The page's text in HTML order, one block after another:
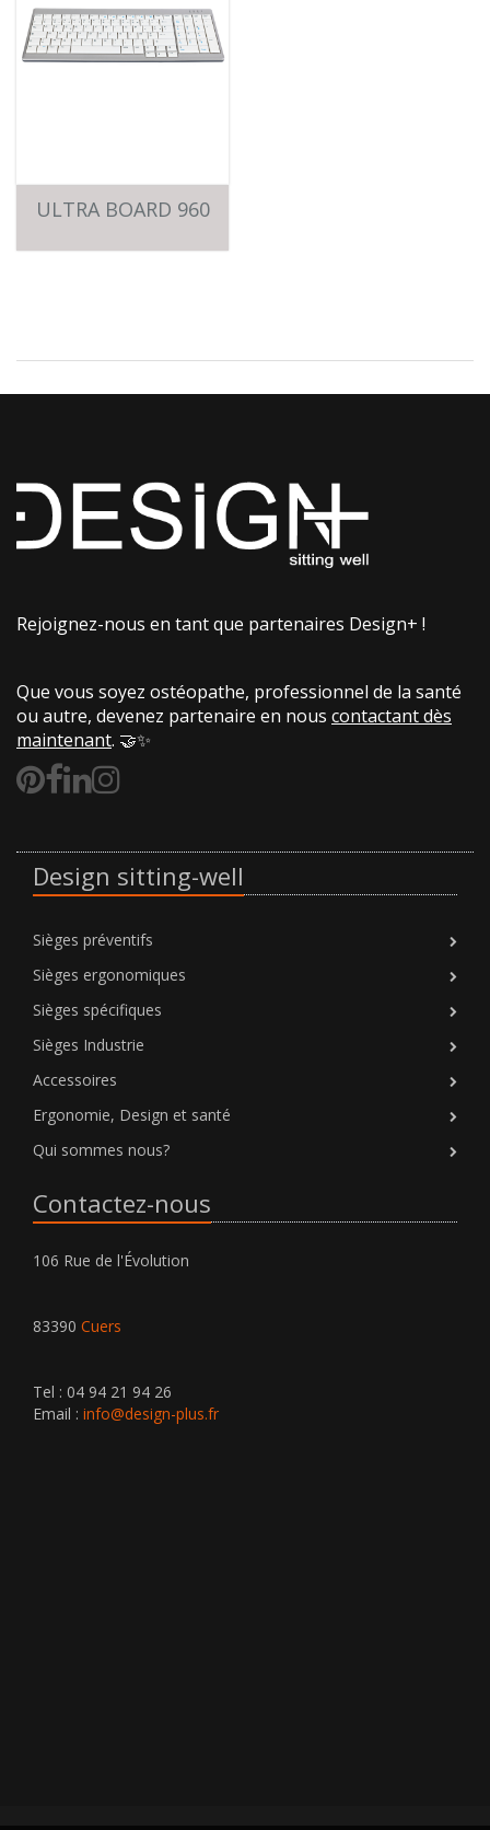
ULTRA BOARD 960
Rejoignez-nous en tant que partenaires Design+ !
Que vous soyez ostéopathe, professionnel de la santé
ou autre, devenez partenaire en nous contactant dès
maintenant. 🤝✨
Design sitting-well
Sièges préventifs
Sièges ergonomiques
Sièges spécifiques
Sièges Industrie
Accessoires
Ergonomie, Design et santé
Qui sommes nous?
Contactez-nous
106 Rue de l'Évolution
83390 Cuers
Tel : 04 94 21 94 26
Email : info@design-plus.fr